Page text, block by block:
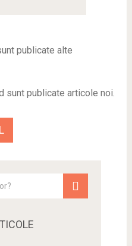
publicate alte
sunt publicate articole noi.